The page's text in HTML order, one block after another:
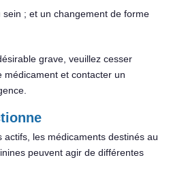
; et un changement de forme
grave, veuillez cesser
médicament et contacter un
actifs, les médicaments destinés au
peuvent agir de différentes